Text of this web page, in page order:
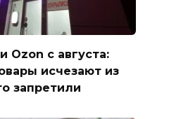
Ozon с августа:
исчезают из
запретили